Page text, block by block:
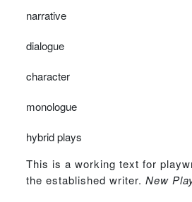
narrative
dialogue
character
monologue
hybrid plays
This is a working text for
the established writer. New